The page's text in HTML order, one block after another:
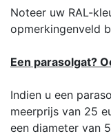
Noteer uw RAL-
opmerkingenveld
Een parasolgat?
Indien u een
meerprijs van 25
een diameter van